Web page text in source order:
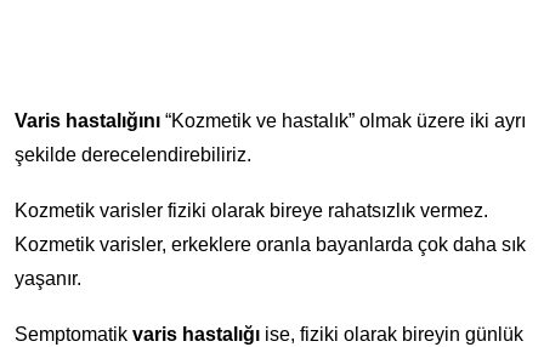
Varis hastalığını “Kozmetik ve hastalık” olmak üzere iki ayrı
şekilde derecelendirebiliriz.
Kozmetik varisler fiziki olarak bireye rahatsızlık vermez.
Kozmetik varisler, erkeklere oranla bayanlarda çok daha sık
yaşanır.
Semptomatik varis hastalığı ise, fiziki olarak bireyin günlük